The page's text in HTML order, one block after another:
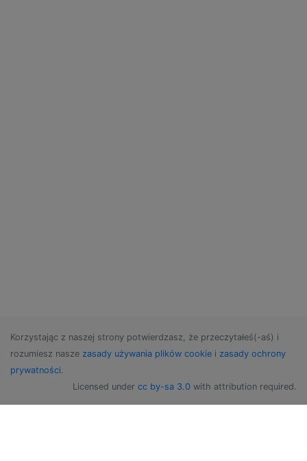
Korzystając z naszej strony potwierdzasz, że przeczytałeś(-aś) i
rozumiesz nasze zasady używania plików cookie i zasady ochrony
prywatności.
Licensed under cc by-sa 3.0 with attribution required.